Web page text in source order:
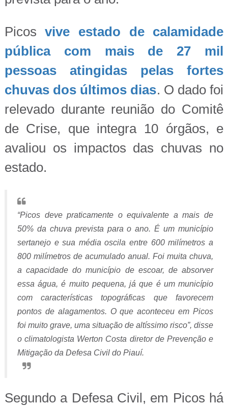
Picosvive estado de calamidade
pública com mais de 27 mil
pessoas atingidas pelas fortes
chuvas dos últimos dias. O dado foi
relevado durante reunião do Comitê
de Crise, que integra 10 órgãos, e
avaliou os impactos das chuvas no
estado.
“Picos deve praticamente o equivalente a mais de
50% da chuva prevista para o ano. É um município
sertanejo e sua média oscila entre 600 milímetros a
800 milímetros de acumulado anual. Foi muita chuva,
a capacidade do município de escoar, de absorver
essa água, é muito pequena, já que é um município
com características topográficas que favorecem
pontos de alagamentos. O que aconteceu em Picos
foi muito grave, uma situação de altíssimo risco”, disse
o climatologista Werton Costa diretor de Prevenção e
Mitigação da Defesa Civil do Piauí.
Segundo a Defesa Civil, em Picos há